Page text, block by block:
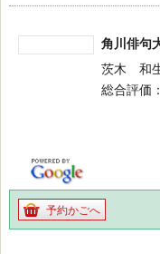
角川俳
茨木 和
総合評価
予約かごへ